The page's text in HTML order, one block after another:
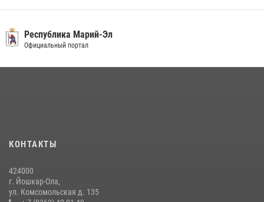
В Марий Эл сотрудники Росгвардии присоединились к масштабной
донорской акции (видео)
Росгвардейцы в Республике Марий Эл приняли участие в
08 июля 2026, 13:48
Республика Марий-Эл
Официальный портал
КОНТАКТЫ
424000
г. Йошкар-Ола,
ул. Комсомольская д. 135